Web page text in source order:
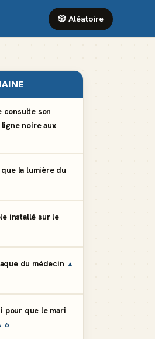
🎲 Aléatoire
consulte son
noire aux
la lumière du
installé sur le
du médecin ▲
pour que le mari
6